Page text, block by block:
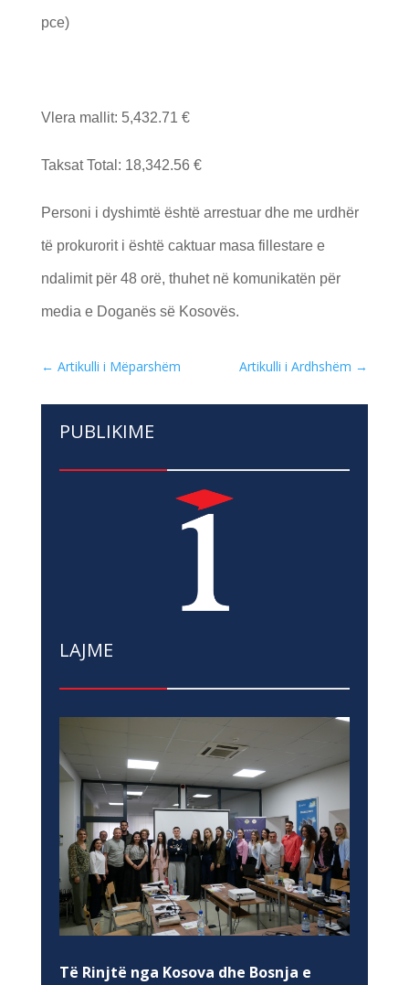
pce)
Vlera mallit: 5,432.71 €
Taksat Total: 18,342.56 €
Personi i dyshimtë është arrestuar dhe me urdhër
të prokurorit i është caktuar masa fillestare e
ndalimit për 48 orë, thuhet në komunikatën për
media e Doganës së Kosovës.
← Artikulli i Mëparshëm Artikulli i Ardhshëm →
PUBLIKIME
LAJME
Të Rinjtë nga Kosova dhe Bosnja e